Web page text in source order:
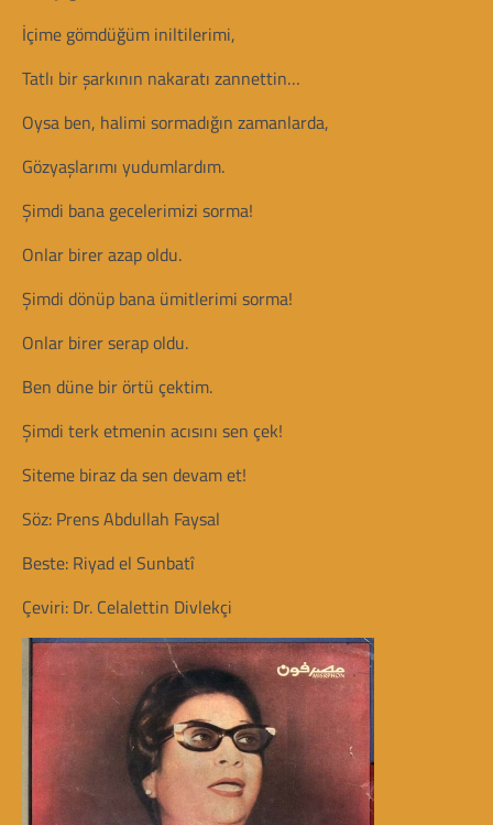
İçime gömdüğüm iniltilerimi,
Tatlı bir şarkının nakaratı zannettin…
Oysa ben, halimi sormadığın zamanlarda,
Gözyaşlarımı yudumlardım.
Şimdi bana gecelerimizi sorma!
Onlar birer azap oldu.
Şimdi dönüp bana ümitlerimi sorma!
Onlar birer serap oldu.
Ben düne bir örtü çektim.
Şimdi terk etmenin acısını sen çek!
Siteme biraz da sen devam et!
Söz: Prens Abdullah Faysal
Beste: Riyad el Sunbatî
Çeviri: Dr. Celalettin Divlekçi